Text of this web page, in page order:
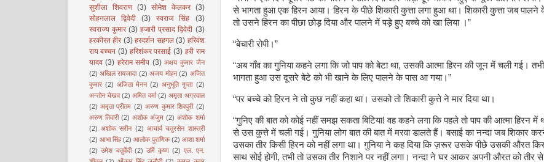
से भागता हुआ एक हिरन आया। हिरन के पीछे शिकारी कुत्ता लगा हुआ था। शिकारी कुत्ता जब पालने
तो उसने हिरन का पीछा छोड़ दिया और पालने में पड़े हुए बच्चे को खा लिया ।”
“बेचारी रोपी।”
“अब गाँव का गुनिया कहने लगा कि जो पाप को बेटा था, उसकी आत्मा हिरन की जून में चली गई। तभी
भागता हुआ उस दूसरे बेटे को भी खाने के लिए पालने के पास आ गया।”
“पर बच्चे को हिरन ने तो कुछ नहीं कहा था। उसको तो शिकारी कुत्ते ने मार दिया था।
“गुनिए की बात को कोई नहीं समझ सकता बिटिया! वह कहने लगा कि पहले तो पाप की आत्मा हिरन में
से उस कुत्ते में चली गई। गुनिया लोग बात की बात में मरवा डालते हैं। बसाई का नन्‍दा जब शिकार
उसका तीर किसी हिरन को नहीं लगा था। गुनिया ने कह दिया कि ज़रूर उसके पीछे उसकी औरत
साथ सोई होगी, तभी तो उसका तीर निशाने पर नहीं लगा। नन्‍दा ने घर आकर अपनी औरत को तीर से
सुशीला शिवराण
(3) सोमेश केलकर
(3)
सोहनलाल द्विवेदी
(3) स्वराज सिंह
(3)
स्वराज्य कुमार (3) हजारी प्रसाद द्विवेदी (3)
हरकीरत हीर (3) हरदर्शन सहगल (3) हरिवंश
राय बच्चन (3) हरिशंकर परसाई (3) हरी राम
यादव (3) हरेराम समीप (3) अक्षय कुमार जैन
(2) अखिल रायजादा (2) अजय मोहन (2) अजित
कुमार (2) अजिता मेनन (2) अनुभूति गुप्ता (2)
अन्तोन चेखव (2) अमित वर्मा (2) अमृता अग्रवाल
(2) अमृता प्रीतम (2) अरुण कुमार शिवपुरी (2)
अरुण तिवारी (2) अशोक अंजुम (2) अशोक शर्मा
(2) अशोक सरीन (2) आचार्य चतुरसेन शास्त्री
(2) आभा सिंह (2) आलोक पुराणिक (2) आशा शर्मा
(2) उमेश चतुर्वेदी (2) उर्मि कृष्ण (2) एल. एन.